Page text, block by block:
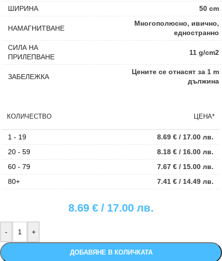
ШИРИНА
50 cm
НАМАГНИТВАНЕ
Многополюсно, ивично,
едностранно
СИЛА НА
ПРИЛЕПВАНЕ
11 g/cm2
ЗАБЕЛЕЖКА
Цените се отнасят за 1 m
дължина
КОЛИЧЕСТВО ЦЕНА*
1 - 19 8.69€ / 17.00 лв.
20 - 59
8.18€ / 16.00 лв.
60 - 79
7.67€ / 15.00 лв.
80+
7.41€ / 14.49 лв.
8.69 € / 17.00 лв.
ДОБАВЯНЕ В КОЛИЧКАТА